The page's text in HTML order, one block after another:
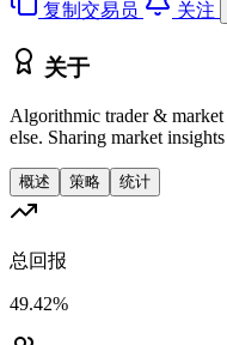
复制交易员 关注
关于
Algorithmic trader & market
else. Sharing market
概述 策略 统计
总回报
49.42%